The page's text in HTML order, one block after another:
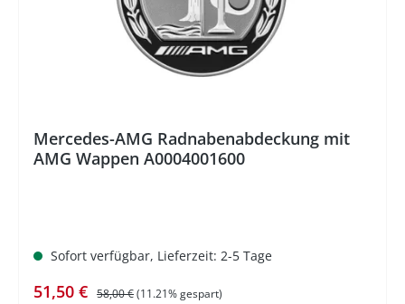
Mercedes-AMG Radnabenabdeckung mit
AMG Wappen A0004001600
Sofort verfügbar, Lieferzeit: 2-5 Tage
Verkaufspreis:
51,50 € Regulärer Preis:
58,00 €(11.21% gespart)